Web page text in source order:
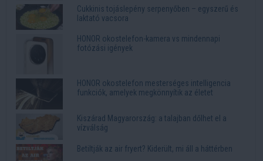
Cukkinis tojáslepény serpenyőben – egyszerű és
laktató vacsora
HONOR okostelefon-kamera vs mindennapi
fotózási igények
HONOR okostelefon mesterséges intelligencia
funkciók, amelyek megkönnyítik az életet
Kiszárad Magyarország: a talajban dőlhet el a
vízválság
Betiltják az air fryert? Kiderült, mi áll a háttérben